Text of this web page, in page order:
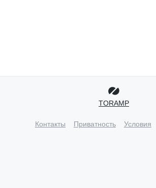
TORAMP
Контакты Приватность Условия